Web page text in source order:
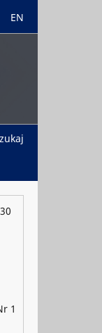
EN
1